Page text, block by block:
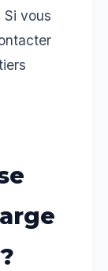
Si vous